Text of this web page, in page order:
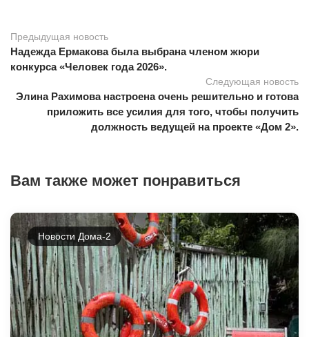
Предыдущая новость
Надежда Ермакова была выбрана членом жюри
конкурса «Человек года 2026».
Следующая новость
Элина Рахимова настроена очень решительно и готова
приложить все усилия для того, чтобы получить
должность ведущей на проекте «Дом 2».
Вам также может понравиться
Новости Дома-2